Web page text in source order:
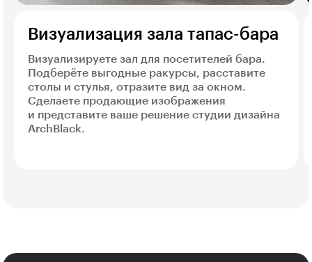
Визуализация зала тапас-бара
Визуализируете зал для посетителей бара.
Подберёте выгодные ракурсы, расставите
столы и стулья, отразите вид за окном.
Сделаете продающие изображения
и представите ваше решение студии дизайна
ArchBlack.